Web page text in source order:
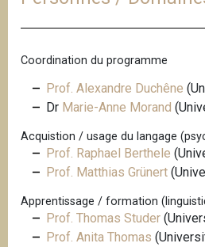
Coordination du programme
Prof. Alexandre Duchêne
Dr Marie-Anne Morand
Acquistion / usage du langage
Prof. Raphael Berthele
Prof. Matthias Grünert
Apprentissage / formation
Prof. Thomas Studer
Prof. Anita Thomas